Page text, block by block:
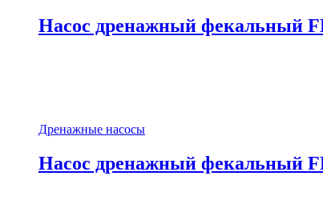
Насос дренажный фекальный
Дренажные насосы
Насос дренажный фекальный